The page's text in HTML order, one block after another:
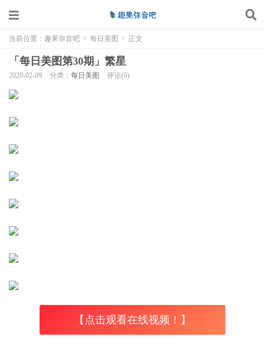
当前位置： 趣果弥音吧 > 每日美图 > 正文
「每日美图第30期」繁星
2020-02-09 分类： 每日美图 评论(0)
【点击观看在线视频！】